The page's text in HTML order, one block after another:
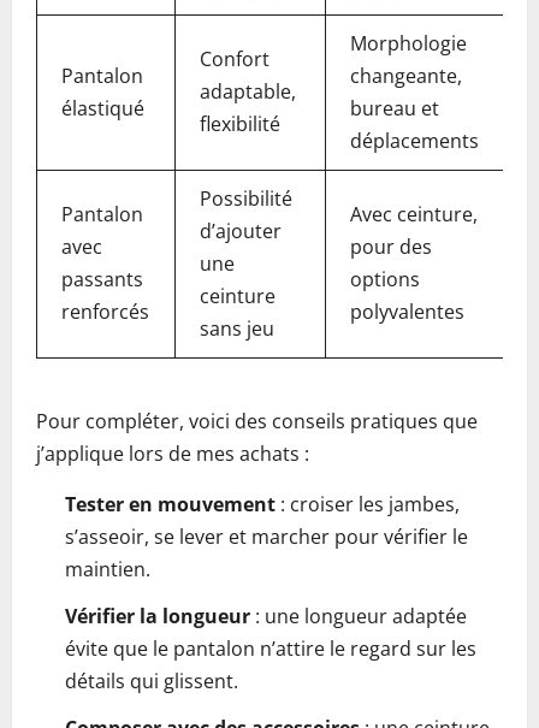
Pantalon
élastiqué
Confort
adaptable,
flexibilité
Morphologie
changeante,
bureau et
déplacements
Pantalon
avec
passants
renforcés
Possibilité
d’ajouter
une
ceinture
sans jeu
Avec ceinture,
pour des
options
polyvalentes
Pour compléter, voici des conseils pratiques que
j’applique lors de mes achats :
Tester en mouvement : croiser les jambes,
s’asseoir, se lever et marcher pour vérifier le
maintien.
Vérifier la longueur : une longueur adaptée
évite que le pantalon n’attire le regard sur les
détails qui glissent.